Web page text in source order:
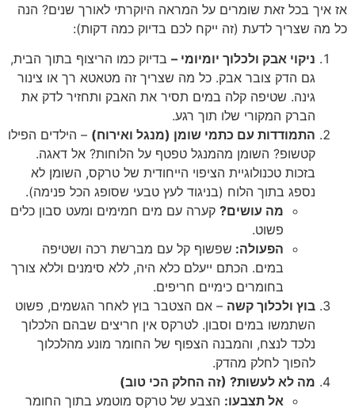
אז איך בכל זאת שומרים על המראה היוקרתי לאורך שנים? הנה
כל מה שצריך לדעת (זה ייקח לכם בדיוק כמה דקות):
ניקוי אבק ולכלוך יומיומי – בדיוק כמו הריצוף בתוך הבית,
גם הדק צובר אבק. כל מה שצריך זה מטאטא רך או צינור
גינה. שטיפה קלה במים תסיר את האבק ותחזיר לדק את
הברק המקורי שלו תוך רגע.
התמודדות עם כתמי שומן (מנגל ואירוח) – הילדים הפילו
קטשופ? השומן מהמנגל טפטף על הלוחות? אל דאגה.
בזכות טכנולוגיית הציפוי הייחודית של טרקס, השומן לא
נספג בתוך הלוח (בניגוד לעץ טבעי שסופג הכל פנימה).
מה עושים? קערה עם מים חמימים ומעט סבון כלים
פשוט.
הפעולה: שפשוף קל עם מברשת רכה ושטיפה
במים. הכתם ייעלם כלא היה, ללא סימנים וללא צורך
בחומרים כימיים חריפים.
בוץ ולכלוך קשה – אם הצטבר בוץ לאחר הגשמים, פשוט
השתמשו במים וסבון. לטרקס אין חריצים שבהם הלכלוך
נלכד לנצח, והמבנה הצפוף של החומר מונע מהלכלוך
להפוך לחלק מהדק.
מה לא לעשות? (זה החלק הכי טוב)
אל תצבעו: הצבע של טרקס מוטמע בתוך החומר